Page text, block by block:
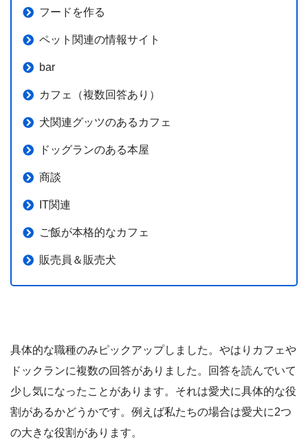
フードを作る
ペット関連の情報サイト
bar
カフェ（複数回答あり）
犬関連グッツのあるカフェ
ドッグランのある本屋
商談
IT関連
ご飯が本格的なカフェ
販売員＆販売犬
具体的な職種のみピックアップしました。やはりカフェや
ドックランに複数の回答がありました。回答を読んでいて
少し気になったことがあります。それは愛犬に具体的な役
割があるかどうかです。例えば私たちの場合は愛犬に2つ
の大きな役割があります。